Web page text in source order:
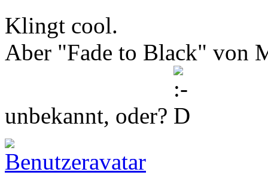
Klingt cool.
Aber "Fade to Black" von
unbekannt, oder?